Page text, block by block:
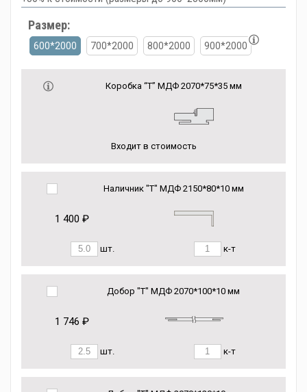
Размер:
600*2000 700*2000 800*2000 900*2000
Коробка “Т” МДФ 2070*75*35 мм
Входит в стоимость
Наличник "Т" МДФ 2150*80*10 мм
1 400 ₽
шт. к-т
Добор "Т" МДФ 2070*100*10 мм
1 746 ₽
шт. к-т